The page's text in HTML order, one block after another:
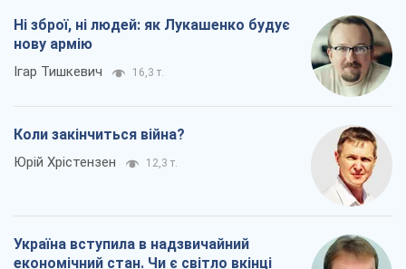
Ні зброї, ні людей: як Лукашенко будує
нову армію
Ігар Тишкевич 16,3 т.
Коли закінчиться війна?
Юрій Хрістензен 12,3 т.
Україна вступила в надзвичайний
економічний стан. Чи є світло вкінці